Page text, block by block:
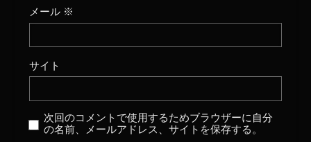
メール ※
サイト
次回のコメントで使用するためブラウザーに自分
の名前、メールアドレス、サイトを保存する。